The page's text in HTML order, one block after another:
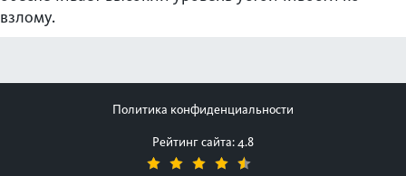
взлому.
Политика конфиденциальности
Рейтинг сайта: 4.8